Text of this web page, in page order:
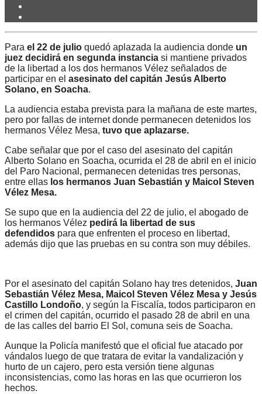
Para el 22 de julio quedó aplazada la audiencia donde un
juez decidirá en segunda instancia si mantiene privados
de la libertad a los dos hermanos Vélez señalados de
participar en el asesinato del capitán Jesús Alberto
Solano, en Soacha.
La audiencia estaba prevista para la mañana de este martes,
pero por fallas de internet donde permanecen detenidos los
hermanos Vélez Mesa, tuvo que aplazarse.
Cabe señalar que por el caso del asesinato del capitán
Alberto Solano en Soacha, ocurrida el 28 de abril en el inicio
del Paro Nacional, permanecen detenidas tres personas,
entre ellas los hermanos Juan Sebastián y Maicol Steven
Vélez Mesa.
Se supo que en la audiencia del 22 de julio, el abogado de
los hermanos Vélez pedirá la libertad de sus
defendidos para que enfrenten el proceso en libertad,
además dijo que las pruebas en su contra son muy débiles.
Por el asesinato del capitán Solano hay tres detenidos, Juan
Sebastián Vélez Mesa, Maicol Steven Vélez Mesa y Jesús
Castillo Londoño, y según la Fiscalía, todos participaron en
el crimen del capitán, ocurrido el pasado 28 de abril en una
de las calles del barrio El Sol, comuna seis de Soacha.
Aunque la Policía manifestó que el oficial fue atacado por
vándalos luego de que tratara de evitar la vandalización y
hurto de un cajero, pero esta versión tiene algunas
inconsistencias, como las horas en las que ocurrieron los
hechos.